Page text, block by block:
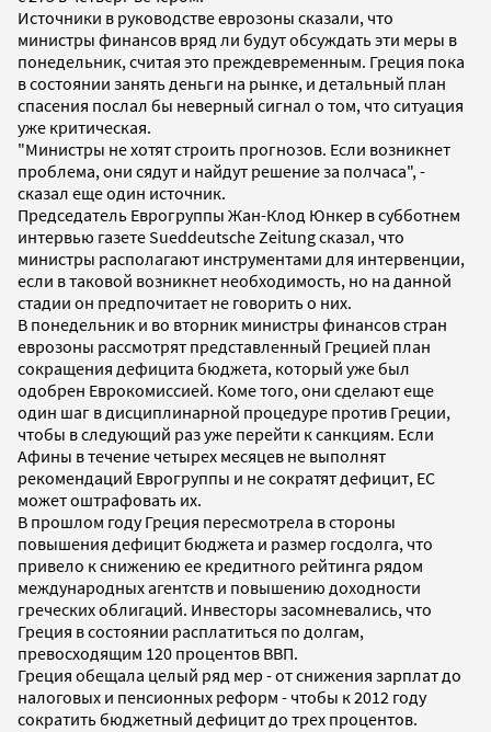
Источники в руководстве еврозоны сказали, что
министры финансов вряд ли будут обсуждать эти меры в
понедельник, считая это преждевременным. Греция пока
в состоянии занять деньги на рынке, и детальный план
спасения послал бы неверный сигнал о том, что ситуация
уже критическая.
"Министры не хотят строить прогнозов. Если возникнет
проблема, они сядут и найдут решение за полчаса", -
сказал еще один источник.
Председатель Еврогруппы Жан-Клод Юнкер в субботнем
интервью газете Sueddeutsche Zeitung сказал, что
министры располагают инструментами для интервенции,
если в таковой возникнет необходимость, но на данной
стадии он предпочитает не говорить о них.
В понедельник и во вторник министры финансов стран
еврозоны рассмотрят представленный Грецией план
сокращения дефицита бюджета, который уже был
одобрен Еврокомиссией. Коме того, они сделают еще
один шаг в дисциплинарной процедуре против Греции,
чтобы в следующий раз уже перейти к санкциям. Если
Афины в течение четырех месяцев не выполнят
рекомендаций Еврогруппы и не сократят дефицит, ЕС
может оштрафовать их.
В прошлом году Греция пересмотрела в стороны
повышения дефицит бюджета и размер госдолга, что
привело к снижению ее кредитного рейтинга рядом
международных агентств и повышению доходности
греческих облигаций. Инвесторы засомневались, что
Греция в состоянии расплатиться по долгам,
превосходящим 120 процентов ВВП.
Греция обещала целый ряд мер - от снижения зарплат до
налоговых и пенсионных реформ - чтобы к 2012 году
сократить бюджетный дефицит до трех процентов.